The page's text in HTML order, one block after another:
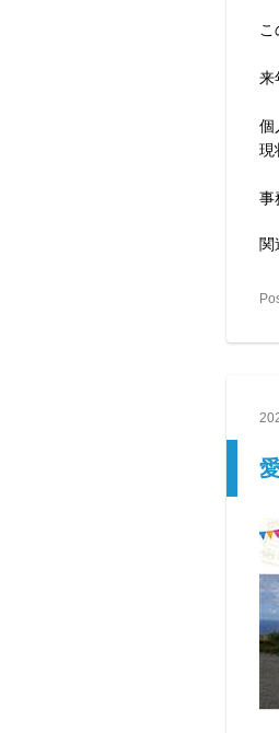
こ
来
個
現
事
関